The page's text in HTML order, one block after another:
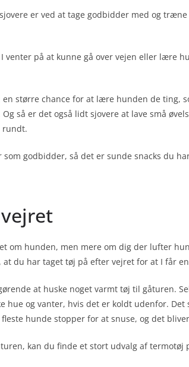
er ved at tage godbidder med og
på at kunne gå over vejen eller lære
større chance for at lære hunden de ting,
så er det også lidt sjovere at lave små
rundt.
som godbidder, så det er sunde snacks du
om hunden, men mere om dig der lufter
du har taget tøj på efter vejret for at I får
at huske noget varmt tøj til gåturen.
hue og vanter, hvis det er koldt udenfor. Det
hunde stopper for at snuse, og det
kan du finde et stort udvalg af termotøj